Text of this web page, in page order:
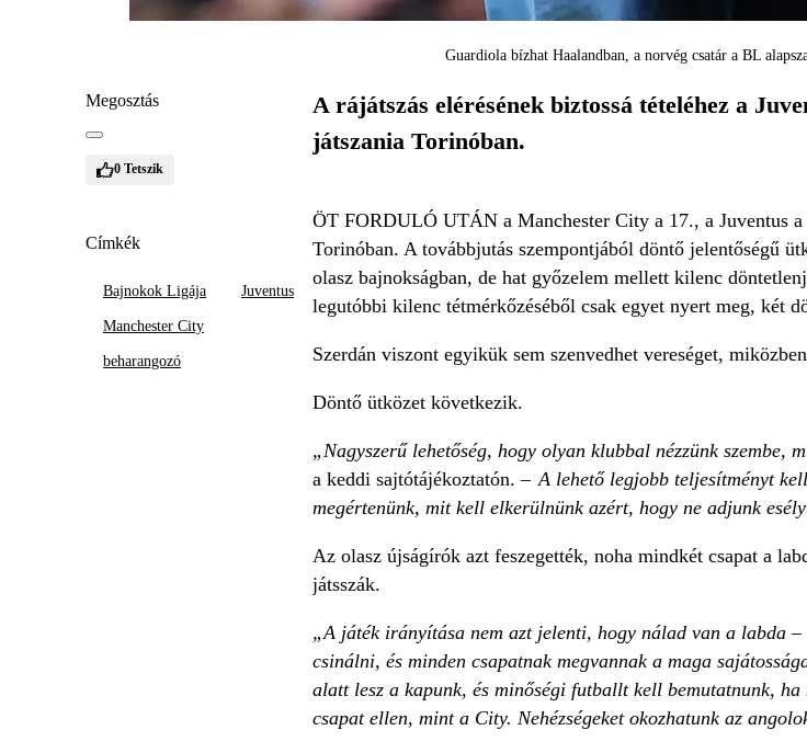
Guardiola bízhat Haalandban, a norvég csatár a BL
Megosztás
0 Tetszik
Címkék
Bajnokok Ligája Juventus
Manchester City
beharangozó
A rájátszás elérésének biztossá tételéhez a
játszania Torinóban.
ÖT FORDULÓ UTÁN a Manchester City a 17., a Juventus
Torinóban. A továbbjutás szempontjából döntő jelentőségű
olasz bajnokságban, de hat győzelem mellett kilenc
legutóbbi kilenc tétmérkőzéséből csak egyet nyert meg, két
Szerdán viszont egyikük sem szenvedhet vereséget,
Döntő ütközet következik.
„Nagyszerű lehetőség, hogy olyan klubbal nézzünk szembe,
a keddi sajtótájékoztatón. – A lehető legjobb teljesítményt
megértenünk, mit kell elkerülnünk azért, hogy ne adjunk
Az olasz újságírók azt feszegették, noha mindkét csapat a
játsszák.
„A játék irányítása nem azt jelenti, hogy nálad van a labda–
csinálni, és minden csapatnak megvannak a maga
alatt lesz a kapunk, és minőségi futballt kell bemutatnunk,
csapat ellen, mint a City. Nehézségeket okozhatunk az